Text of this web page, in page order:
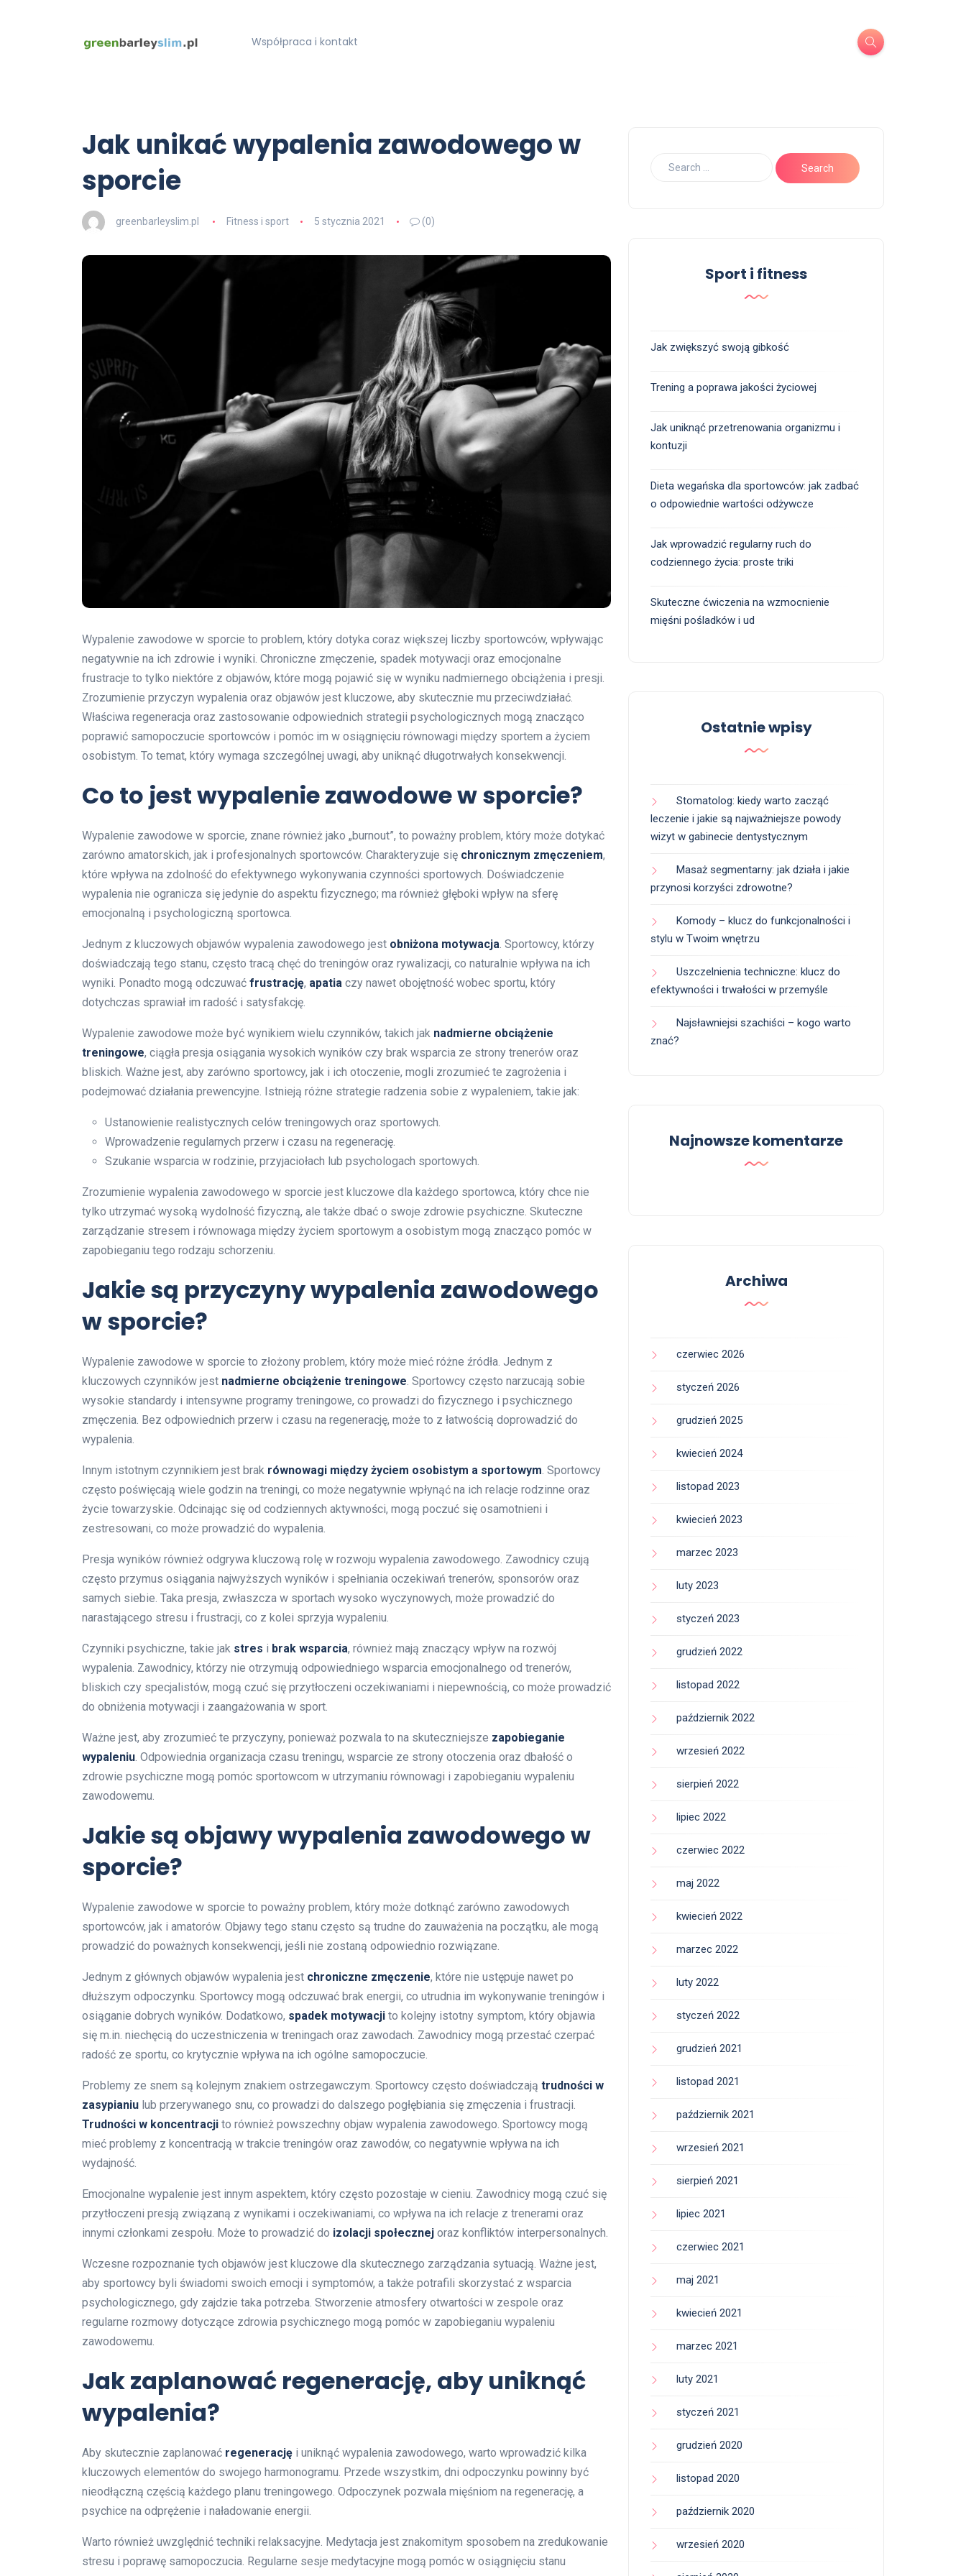
Współpraca i kontakt
Jak unikać wypalenia zawodowego w
sporcie
greenbarleyslim.pl Fitness i sport 5 stycznia 2021 (0)
Wypalenie zawodowe w sporcie to problem, który dotyka coraz większej liczby sportowców, wpływając
negatywnie na ich zdrowie i wyniki. Chroniczne zmęczenie, spadek motywacji oraz emocjonalne
frustracje to tylko niektóre z objawów, które mogą pojawić się w wyniku nadmiernego obciążenia i presji.
Zrozumienie przyczyn wypalenia oraz objawów jest kluczowe, aby skutecznie mu przeciwdziałać.
Właściwa regeneracja oraz zastosowanie odpowiednich strategii psychologicznych mogą znacząco
poprawić samopoczucie sportowców i pomóc im w osiągnięciu równowagi między sportem a życiem
osobistym. To temat, który wymaga szczególnej uwagi, aby uniknąć długotrwałych konsekwencji.
Co to jest wypalenie zawodowe w sporcie?
Wypalenie zawodowe w sporcie, znane również jako „burnout”, to poważny problem, który może dotykać
zarówno amatorskich, jak i profesjonalnych sportowców. Charakteryzuje się chronicznym zmęczeniem,
które wpływa na zdolność do efektywnego wykonywania czynności sportowych. Doświadczenie
wypalenia nie ogranicza się jedynie do aspektu fizycznego; ma również głęboki wpływ na sferę
emocjonalną i psychologiczną sportowca.
Jednym z kluczowych objawów wypalenia zawodowego jest obniżona motywacja. Sportowcy, którzy
doświadczają tego stanu, często tracą chęć do treningów oraz rywalizacji, co naturalnie wpływa na ich
wyniki. Ponadto mogą odczuwać frustrację, apatia czy nawet obojętność wobec sportu, który
dotychczas sprawiał im radość i satysfakcję.
Wypalenie zawodowe może być wynikiem wielu czynników, takich jak nadmierne obciążenie
treningowe, ciągła presja osiągania wysokich wyników czy brak wsparcia ze strony trenerów oraz
bliskich. Ważne jest, aby zarówno sportowcy, jak i ich otoczenie, mogli zrozumieć te zagrożenia i
podejmować działania prewencyjne. Istnieją różne strategie radzenia sobie z wypaleniem, takie jak:
Ustanowienie realistycznych celów treningowych oraz sportowych.
Wprowadzenie regularnych przerw i czasu na regenerację.
Szukanie wsparcia w rodzinie, przyjaciołach lub psychologach sportowych.
Zrozumienie wypalenia zawodowego w sporcie jest kluczowe dla każdego sportowca, który chce nie
tylko utrzymać wysoką wydolność fizyczną, ale także dbać o swoje zdrowie psychiczne. Skuteczne
zarządzanie stresem i równowaga między życiem sportowym a osobistym mogą znacząco pomóc w
zapobieganiu tego rodzaju schorzeniu.
Jakie są przyczyny wypalenia zawodowego
w sporcie?
Wypalenie zawodowe w sporcie to złożony problem, który może mieć różne źródła. Jednym z
kluczowych czynników jest nadmierne obciążenie treningowe. Sportowcy często narzucają sobie
wysokie standardy i intensywne programy treningowe, co prowadzi do fizycznego i psychicznego
zmęczenia. Bez odpowiednich przerw i czasu na regenerację, może to z łatwością doprowadzić do
wypalenia.
Innym istotnym czynnikiem jest brak równowagi między życiem osobistym a sportowym. Sportowcy
często poświęcają wiele godzin na treningi, co może negatywnie wpłynąć na ich relacje rodzinne oraz
życie towarzyskie. Odcinając się od codziennych aktywności, mogą poczuć się osamotnieni i
zestresowani, co może prowadzić do wypalenia.
Presja wyników również odgrywa kluczową rolę w rozwoju wypalenia zawodowego. Zawodnicy czują
często przymus osiągania najwyższych wyników i spełniania oczekiwań trenerów, sponsorów oraz
samych siebie. Taka presja, zwłaszcza w sportach wysoko wyczynowych, może prowadzić do
narastającego stresu i frustracji, co z kolei sprzyja wypaleniu.
Czynniki psychiczne, takie jak stres i brak wsparcia, również mają znaczący wpływ na rozwój
wypalenia. Zawodnicy, którzy nie otrzymują odpowiedniego wsparcia emocjonalnego od trenerów,
bliskich czy specjalistów, mogą czuć się przytłoczeni oczekiwaniami i niepewnością, co może prowadzić
do obniżenia motywacji i zaangażowania w sport.
Ważne jest, aby zrozumieć te przyczyny, ponieważ pozwala to na skuteczniejsze zapobieganie
wypaleniu. Odpowiednia organizacja czasu treningu, wsparcie ze strony otoczenia oraz dbałość o
zdrowie psychiczne mogą pomóc sportowcom w utrzymaniu równowagi i zapobieganiu wypaleniu
zawodowemu.
Jakie są objawy wypalenia zawodowego w
sporcie?
Wypalenie zawodowe w sporcie to poważny problem, który może dotknąć zarówno zawodowych
sportowców, jak i amatorów. Objawy tego stanu często są trudne do zauważenia na początku, ale mogą
prowadzić do poważnych konsekwencji, jeśli nie zostaną odpowiednio rozwiązane.
Jednym z głównych objawów wypalenia jest chroniczne zmęczenie, które nie ustępuje nawet po
dłuższym odpoczynku. Sportowcy mogą odczuwać brak energii, co utrudnia im wykonywanie treningów i
osiąganie dobrych wyników. Dodatkowo, spadek motywacji to kolejny istotny symptom, który objawia
się m.in. niechęcią do uczestniczenia w treningach oraz zawodach. Zawodnicy mogą przestać czerpać
radość ze sportu, co krytycznie wpływa na ich ogólne samopoczucie.
Problemy ze snem są kolejnym znakiem ostrzegawczym. Sportowcy często doświadczają trudności w
zasypianiu lub przerywanego snu, co prowadzi do dalszego pogłębiania się zmęczenia i frustracji.
Trudności w koncentracji to również powszechny objaw wypalenia zawodowego. Sportowcy mogą
mieć problemy z koncentracją w trakcie treningów oraz zawodów, co negatywnie wpływa na ich
wydajność.
Emocjonalne wypalenie jest innym aspektem, który często pozostaje w cieniu. Zawodnicy mogą czuć się
przytłoczeni presją związaną z wynikami i oczekiwaniami, co wpływa na ich relacje z trenerami oraz
innymi członkami zespołu. Może to prowadzić do izolacji społecznej oraz konfliktów interpersonalnych.
Wczesne rozpoznanie tych objawów jest kluczowe dla skutecznego zarządzania sytuacją. Ważne jest,
aby sportowcy byli świadomi swoich emocji i symptomów, a także potrafili skorzystać z wsparcia
psychologicznego, gdy zajdzie taka potrzeba. Stworzenie atmosfery otwartości w zespole oraz
regularne rozmowy dotyczące zdrowia psychicznego mogą pomóc w zapobieganiu wypaleniu
zawodowemu.
Jak zaplanować regenerację, aby uniknąć
wypalenia?
Aby skutecznie zaplanować regenerację i uniknąć wypalenia zawodowego, warto wprowadzić kilka
kluczowych elementów do swojego harmonogramu. Przede wszystkim, dni odpoczynku powinny być
nieodłączną częścią każdego planu treningowego. Odpoczynek pozwala mięśniom na regenerację, a
psychice na odprężenie i naładowanie energii.
Warto również uwzględnić techniki relaksacyjne. Medytacja jest znakomitym sposobem na zredukowanie
stresu i poprawę samopoczucia. Regularne sesje medytacyjne mogą pomóc w osiągnięciu stanu
Sport i fitness
Jak zwiększyć swoją gibkość
Trening a poprawa jakości życiowej
Jak uniknąć przetrenowania organizmu i
kontuzji
Dieta wegańska dla sportowców: jak zadbać
o odpowiednie wartości odżywcze
Jak wprowadzić regularny ruch do
codziennego życia: proste triki
Skuteczne ćwiczenia na wzmocnienie
mięśni pośladków i ud
Ostatnie wpisy
Stomatolog: kiedy warto zacząć
leczenie i jakie są najważniejsze powody
wizyt w gabinecie dentystycznym
Masaż segmentarny: jak działa i jakie
przynosi korzyści zdrowotne?
Komody – klucz do funkcjonalności i
stylu w Twoim wnętrzu
Uszczelnienia techniczne: klucz do
efektywności i trwałości w przemyśle
Najsławniejsi szachiści – kogo warto
znać?
Najnowsze komentarze
Archiwa
czerwiec 2026
styczeń 2026
grudzień 2025
kwiecień 2024
listopad 2023
kwiecień 2023
marzec 2023
luty 2023
styczeń 2023
grudzień 2022
listopad 2022
październik 2022
wrzesień 2022
sierpień 2022
lipiec 2022
czerwiec 2022
maj 2022
kwiecień 2022
marzec 2022
luty 2022
styczeń 2022
grudzień 2021
listopad 2021
październik 2021
wrzesień 2021
sierpień 2021
lipiec 2021
czerwiec 2021
maj 2021
kwiecień 2021
marzec 2021
luty 2021
styczeń 2021
grudzień 2020
listopad 2020
październik 2020
wrzesień 2020